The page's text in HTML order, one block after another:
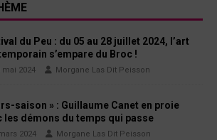
du Peu : du 05 au 28 juillet 2024, l’art
s’empare du Broc !
mai 2024 Morgane Las Dit Peisson
saison » : Guillaume Canet en proie
les démons du temps qui passe
2024 Morgane Las Dit Peisson